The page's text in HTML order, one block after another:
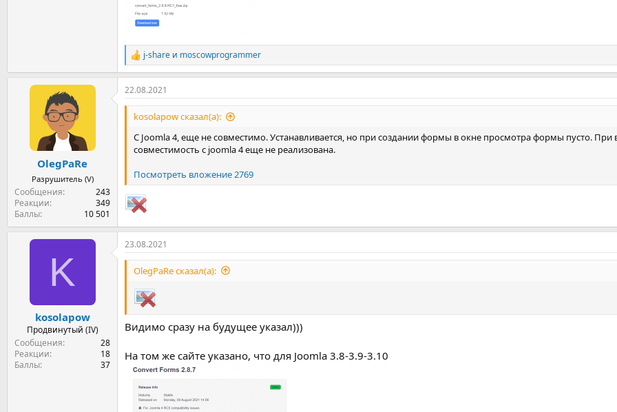
Р
е
а
к
ц
и
j-share и moscowprogrammer
OlegPaRe
Разрушитель (V)
Сообщения
243
Реакции
349
Баллы
10 501
22.08.2021
kosolapow сказал(а):
С Joomla 4, еще не совместимо. Устанавливается, но при создании формы в окне просмотра формы пусто.
совместимость с joomla 4 еще не реализована.
Посмотреть вложение 2769
K
kosolapow
Продвинутый (IV)
Сообщения
28
Реакции
18
Баллы
37
23.08.2021
OlegPaRe сказал(а):
Видимо сразу на будущее указал)))
На том же сайте указано, что для Joomla 3.8-3.9-3.10